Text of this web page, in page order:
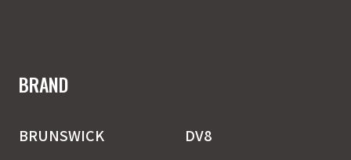
BRAND
BRUNSWICK
DV8